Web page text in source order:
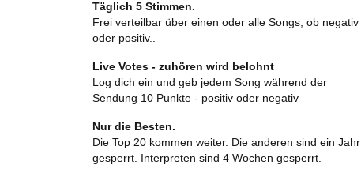
Täglich 5 Stimmen.
Frei verteilbar über einen oder alle Songs, ob negativ
oder positiv..
Live Votes - zuhören wird belohnt
Log dich ein und geb jedem Song während der
Sendung 10 Punkte - positiv oder negativ
Nur die Besten.
Die Top 20 kommen weiter. Die anderen sind ein Jahr
gesperrt. Interpreten sind 4 Wochen gesperrt.